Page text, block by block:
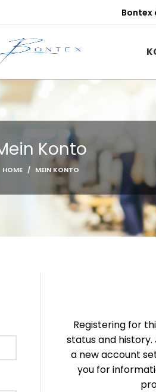
Bontex
Konto
HOME MEIN KONTO
Registering for
status and history.
a new account
you for